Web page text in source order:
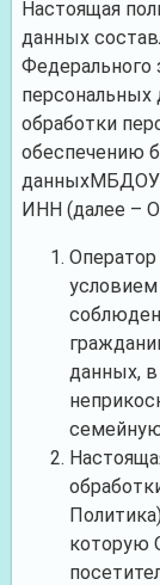
Настоящая
данных
Федерального
персональных
обработки
обеспечению
данныхМБДОУ
ИНН (далее –
данных,
которую